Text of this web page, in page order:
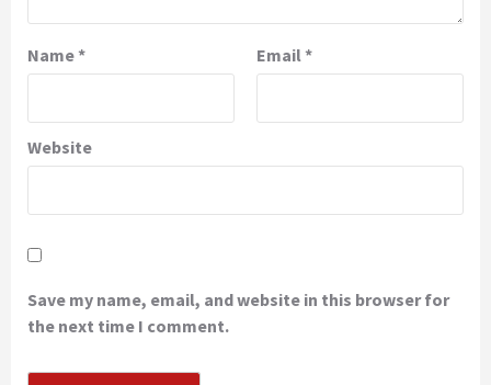
Name* Email*
Website
Save my name, email, and website in this browser for
the next time I comment.